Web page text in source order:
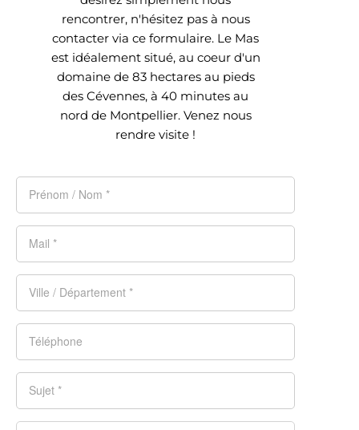
rencontrer, n'hésitez pas à nous
contacter via ce formulaire. Le Mas
est idéalement situé, au coeur d'un
domaine de 83 hectares au pieds
des Cévennes, à 40 minutes au
nord de Montpellier. Venez nous
rendre visite !